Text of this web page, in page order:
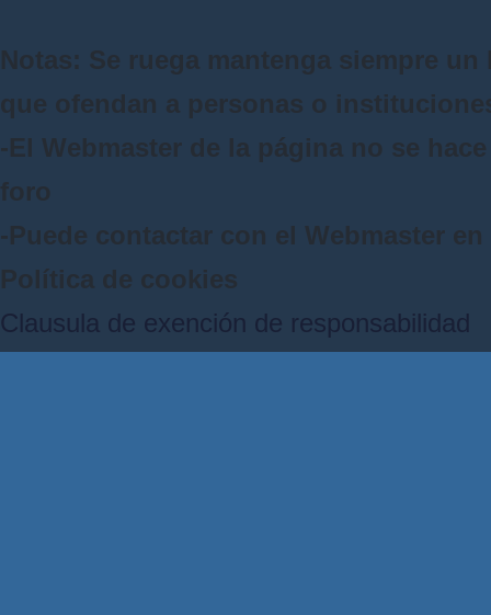
Notas: Se ruega mantenga siempre
que ofendan a personas o
-El Webmaster de la página no se
foro
-Puede contactar con el Webmaster
Política de cookies
Clausula de exención de responsabilidad